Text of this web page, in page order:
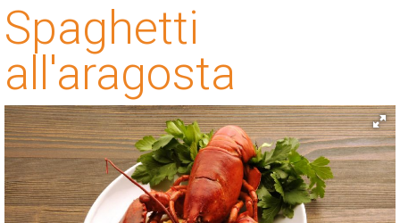
Spaghetti
all'aragosta